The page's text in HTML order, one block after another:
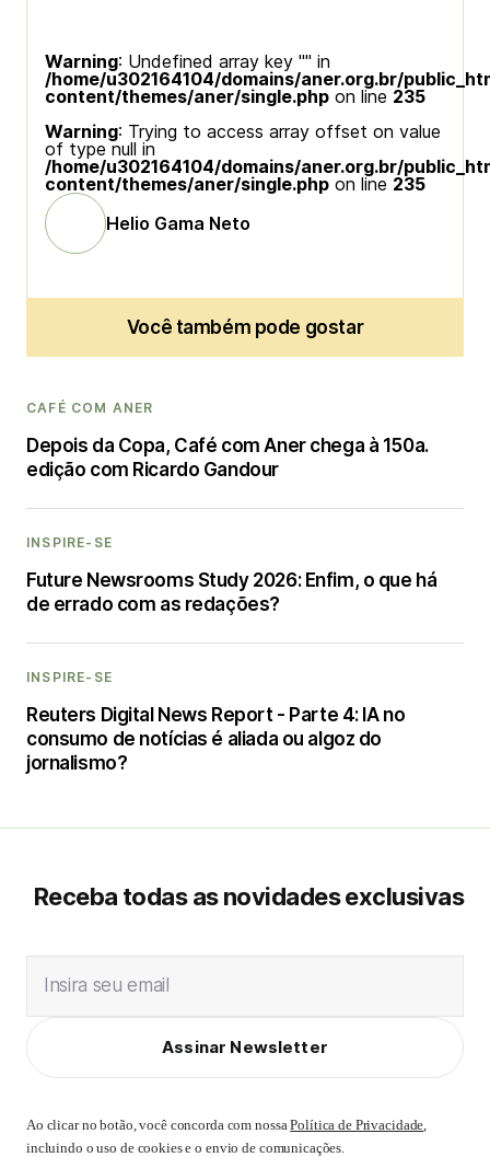
Warning: Undefined array key "" in
/home/u302164104/domains/aner.org.br/
content/themes/aner/single.php on line 235
Warning: Trying to access array offset on value
of type null in
/home/u302164104/domains/aner.org.br/
content/themes/aner/single.php on line 235
Helio Gama Neto
Você também pode gostar
CAFÉ COM ANER
Depois da Copa, Café com Aner chega à 150a.
edição com Ricardo Gandour
INSPIRE-SE
Future Newsrooms Study 2026: Enfim, o que há
de errado com as redações?
INSPIRE-SE
Reuters Digital News Report - Parte 4: IA no
consumo de notícias é aliada ou algoz do
jornalismo?
Receba todas as novidades exclusivas
Insira seu email
Assinar Newsletter
Ao clicar no botão, você concorda com nossaPolítica de Privacidade,
incluindo o uso de cookies e o envio de comunicações.